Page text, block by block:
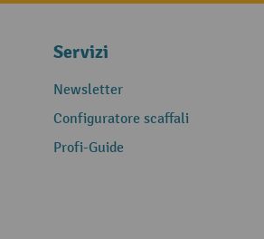
Servizi
Newsletter
Configuratore scaffali
Profi-Guide